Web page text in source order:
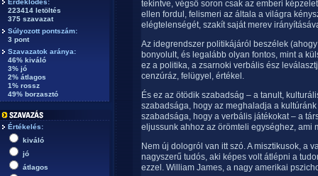
Érdeklődés:
223414 letöltés
375 szavazat
Súlyozott pontszám:
3 pont
Szavazatok aránya:
46% kiváló
3% jó
2% átlagos
1% rossz
49% borzasztó
Értékelés:
kiváló
jó
átlagos
tekintve, végső soron csak az emberi
ellen fordul, felismeri az általa a világra
elégtelenségét, szakít saját merev
Az idegrendszer politikájáról beszélek
bonyolult, és legalább olyan fontos, mint a
ez a politika, a zsarnoki verbális ész
cenzúráz, felügyel, értékel.
És ez az ötödik szabadság – a tanult,
szabadsága, hogy az meghaladja a
szabadsága, hogy a verbális játékokat – a
eljussunk ahhoz az örömteli egységhez, ami
Nem új dologról van itt szó. A misztikusok, a
nagyszerű tudós, aki képes volt átlépni a
ezzel. William James, a nagy amerikai